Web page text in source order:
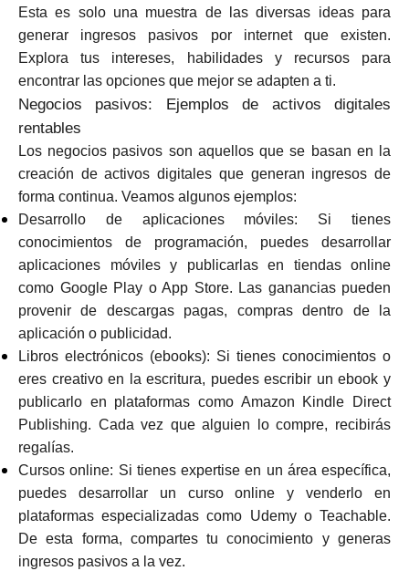
Esta es solo una muestra de las diversas ideas para
generar ingresos pasivos por internet que existen.
Explora tus intereses, habilidades y recursos para
encontrar las opciones que mejor se adapten a ti.
Negocios pasivos: Ejemplos de activos digitales
rentables
Los negocios pasivos son aquellos que se basan en la
creación de activos digitales que generan ingresos de
forma continua. Veamos algunos ejemplos:
Desarrollo de aplicaciones móviles: Si tienes
conocimientos de programación, puedes desarrollar
aplicaciones móviles y publicarlas en tiendas online
como Google Play o App Store. Las ganancias pueden
provenir de descargas pagas, compras dentro de la
aplicación o publicidad.
Libros electrónicos (ebooks): Si tienes conocimientos o
eres creativo en la escritura, puedes escribir un ebook y
publicarlo en plataformas como Amazon Kindle Direct
Publishing. Cada vez que alguien lo compre, recibirás
regalías.
Cursos online: Si tienes expertise en un área específica,
puedes desarrollar un curso online y venderlo en
plataformas especializadas como Udemy o Teachable.
De esta forma, compartes tu conocimiento y generas
ingresos pasivos a la vez.